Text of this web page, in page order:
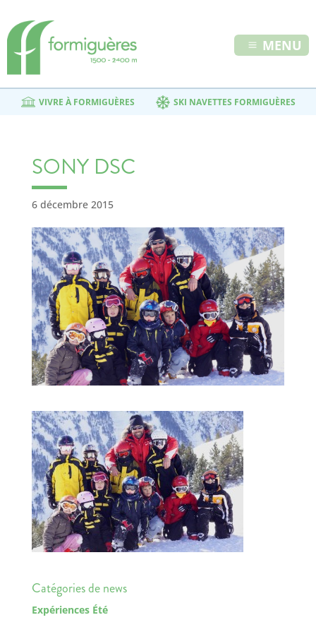
MENU
VIVRE À FORMIGUÈRES SKI NAVETTES FORMIGUÈRES
SONY DSC
6 décembre 2015
Catégories de news
Expériences Été